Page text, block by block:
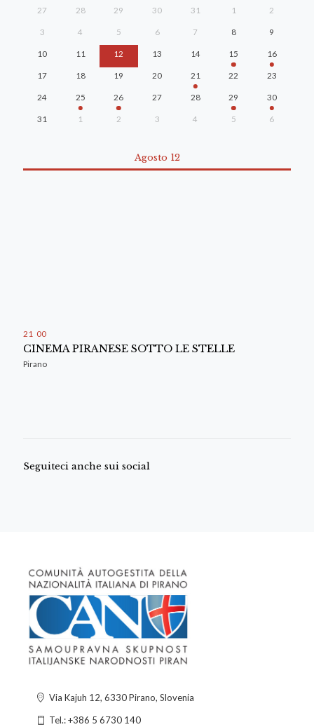
27 28 29 30 31 1 2
3 4 5 6 7 8 9
10 11 12 13 14 15 16
17 18 19 20 21 22 23
24 25 26 27 28 29 30
31 1 2 3 4 5 6
Agosto 12
21 00
CINEMA PIRANESE SOTTO LE STELLE
Pirano
Seguiteci anche sui social
Via Kajuh 12, 6330 Pirano, Slovenia
Tel.: +386 5 6730 140